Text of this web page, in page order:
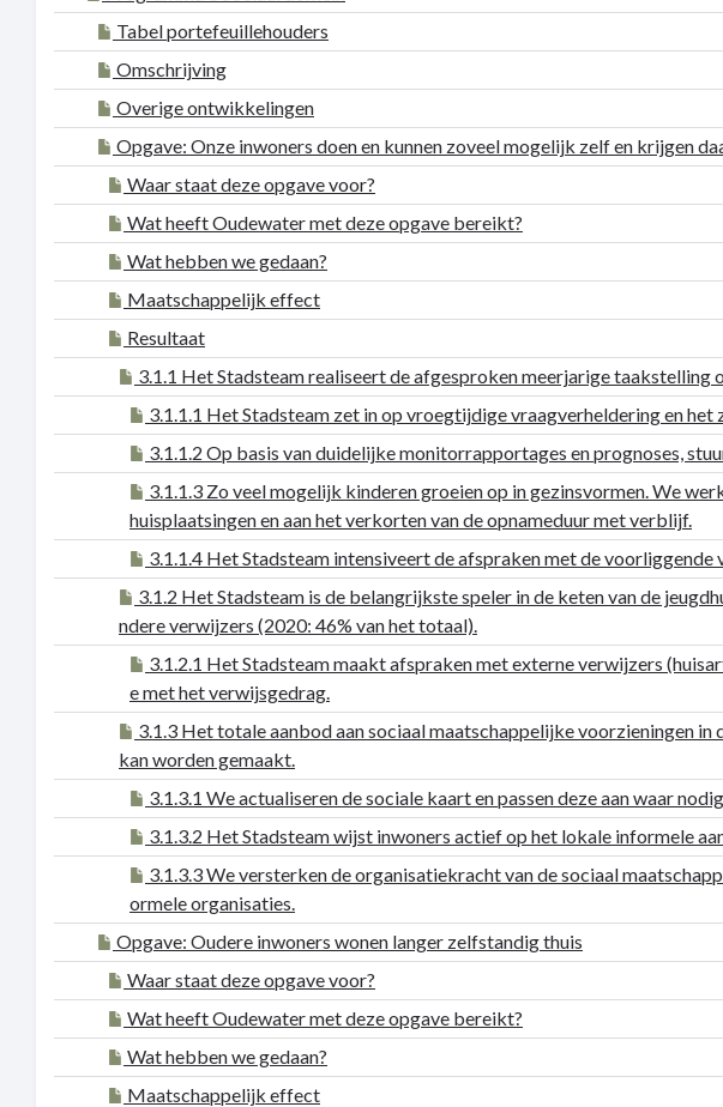
Tabel portefeuillehouders
Omschrijving
Overige ontwikkelingen
Opgave: Onze inwoners doen en kunnen zoveel mogelijk zelf en krijgen
Waar staat deze opgave voor?
Wat heeft Oudewater met deze opgave bereikt?
Wat hebben we gedaan?
Maatschappelijk effect
Resultaat
3.1.1 Het Stadsteam realiseert de afgesproken meerjarige
3.1.1.1 Het Stadsteam zet in op vroegtijdige vraagverheldering en het
3.1.1.2 Op basis van duidelijke monitorrapportages en prognoses,
3.1.1.3 Zo veel mogelijk kinderen groeien op in gezinsvormen. We
huisplaatsingen en aan het verkorten van de opnameduur met verblijf.
3.1.1.4 Het Stadsteam intensiveert de afspraken met de
3.1.2 Het Stadsteam is de belangrijkste speler in de keten van de
ndere verwijzers (2020: 46% van het totaal).
3.1.2.1 Het Stadsteam maakt afspraken met externe verwijzers
e met het verwijsgedrag.
3.1.3 Het totale aanbod aan sociaal maatschappelijke voorzieningen
kan worden gemaakt.
3.1.3.1 We actualiseren de sociale kaart en passen deze aan waar
3.1.3.2 Het Stadsteam wijst inwoners actief op het lokale informele
3.1.3.3 We versterken de organisatiekracht van de sociaal
ormele organisaties.
Opgave: Oudere inwoners wonen langer zelfstandig thuis
Waar staat deze opgave voor?
Wat heeft Oudewater met deze opgave bereikt?
Wat hebben we gedaan?
Maatschappelijk effect